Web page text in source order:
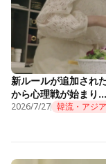
新ルールが追加され
から心理戦が始まり
2026/7/27 韓流・アジア